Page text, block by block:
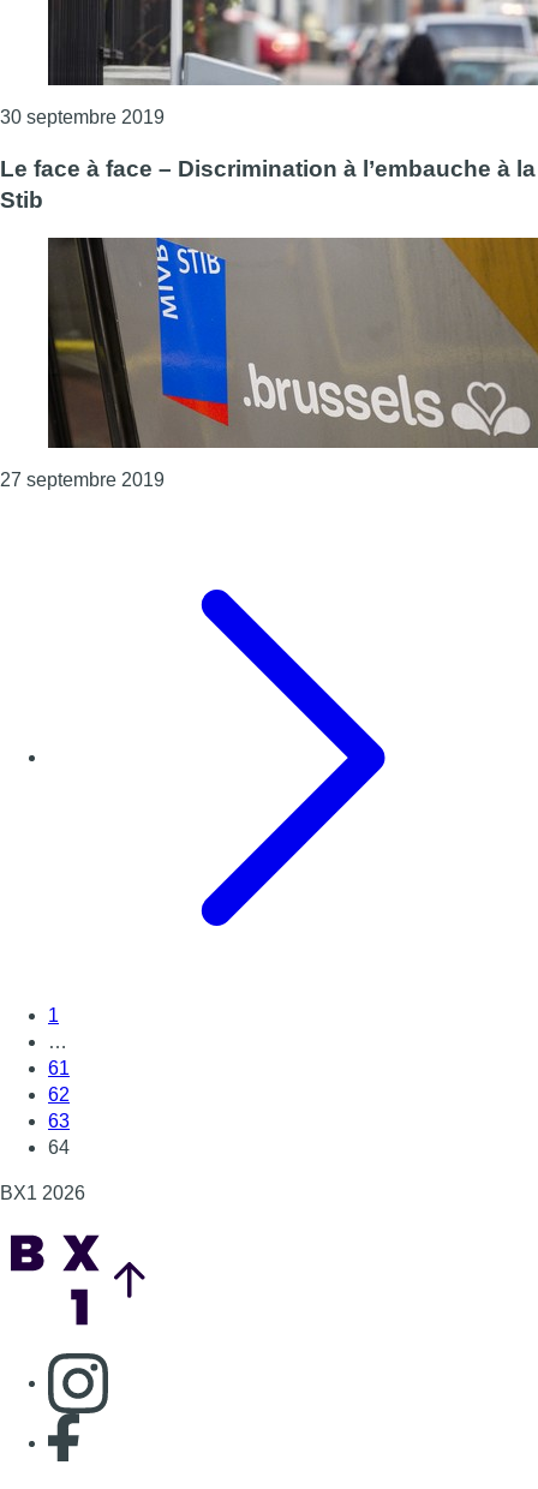
30 septembre 2019Consulter l'article "Le face à face – Le
Le face à face – Discrimination à l’embauche à la
Stib
27 septembre 2019Consulter l'article "Le face à face –
1
…
61
62
63
64
BX1 2026
Consulter page Instagram
Consulter page Facebook